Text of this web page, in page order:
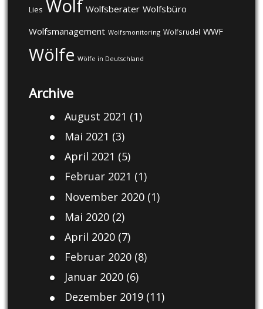
Lies Wolf Wolfsberater Wolfsbüro
Wolfsmanagement Wolfsmonitoring Wolfsrudel WWF
Wölfe Wölfe in Deutschland
Archive
August 2021 (1)
Mai 2021 (3)
April 2021 (5)
Februar 2021 (1)
November 2020(1)
Mai 2020(2)
April 2020(7)
Februar 2020(8)
Januar 2020(6)
Dezember 2019(11)